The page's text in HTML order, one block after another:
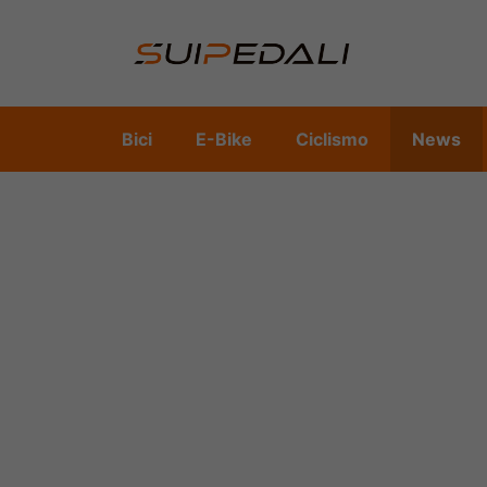
Bici E-Bike Ciclismo News